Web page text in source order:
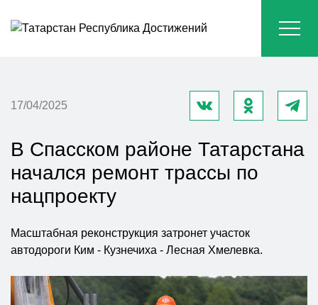
17/04/2025
В Спасском районе Татарстана
начался ремонт трассы по
нацпроекту
Масштабная реконструкция затронет участок
автодороги Ким - Кузнечиха - Лесная Хмелевка.